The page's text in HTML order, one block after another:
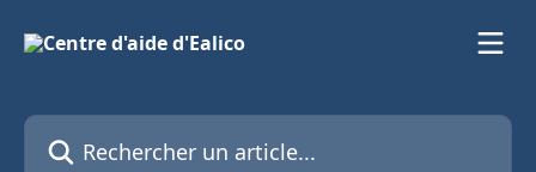
Rechercher un article...